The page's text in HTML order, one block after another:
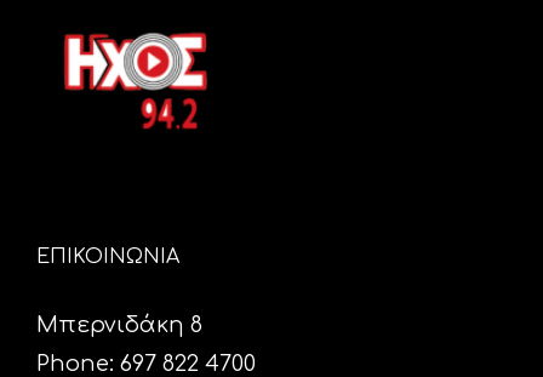
ΕΠΙΚΟΙΝΩΝΙΑ
Μπερνιδάκη 8
Phone: 697 822 4700